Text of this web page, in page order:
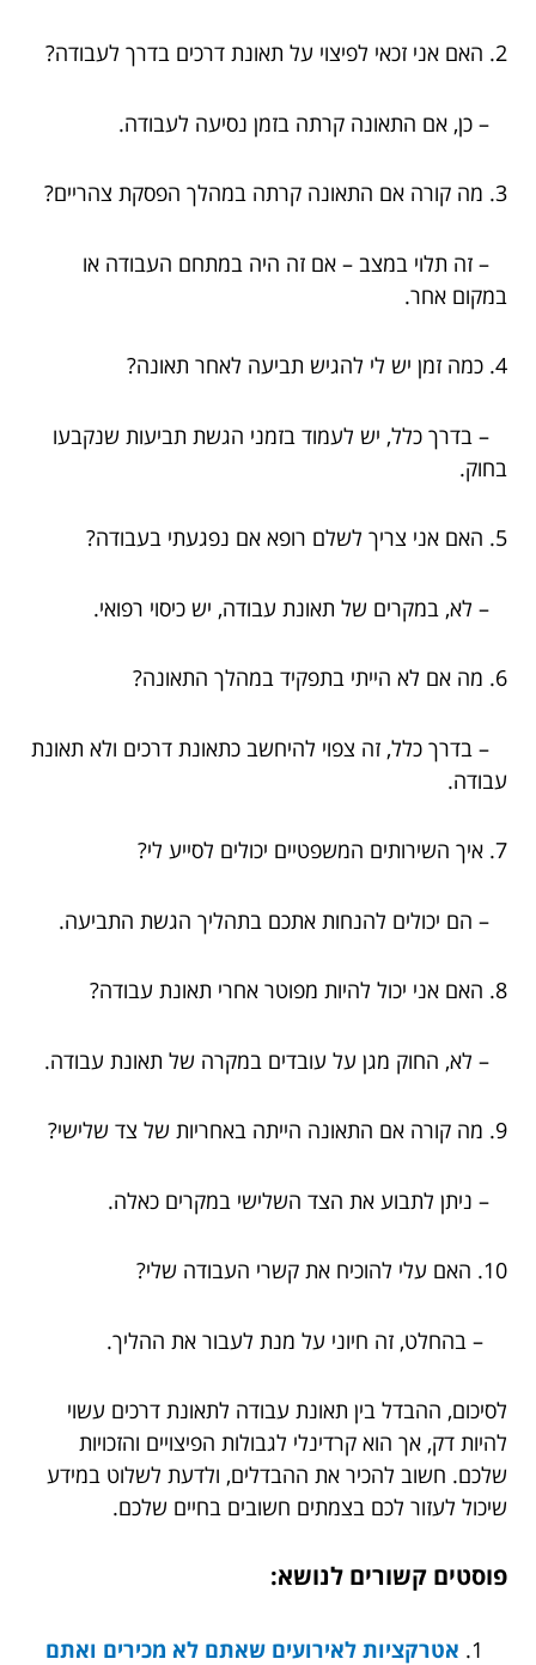
2. האם אני זכאי לפיצוי על תאונת דרכים בדרך לעבודה?
– כן, אם התאונה קרתה בזמן נסיעה לעבודה.
3. מה קורה אם התאונה קרתה במהלך הפסקת צהריים?
– זה תלוי במצב – אם זה היה במתחם העבודה או
במקום אחר.
4. כמה זמן יש לי להגיש תביעה לאחר תאונה?
– בדרך כלל, יש לעמוד בזמני הגשת תביעות שנקבעו
בחוק.
5. האם אני צריך לשלם רופא אם נפגעתי בעבודה?
– לא, במקרים של תאונת עבודה, יש כיסוי רפואי.
6. מה אם לא הייתי בתפקיד במהלך התאונה?
– בדרך כלל, זה צפוי להיחשב כתאונת דרכים ולא תאונת
עבודה.
7. איך השירותים המשפטיים יכולים לסייע לי?
– הם יכולים להנחות אתכם בתהליך הגשת התביעה.
8. האם אני יכול להיות מפוטר אחרי תאונת עבודה?
– לא, החוק מגן על עובדים במקרה של תאונת עבודה.
9. מה קורה אם התאונה הייתה באחריות של צד שלישי?
– ניתן לתבוע את הצד השלישי במקרים כאלה.
10. האם עלי להוכיח את קשרי העבודה שלי?
– בהחלט, זה חיוני על מנת לעבור את ההליך.
לסיכום, ההבדל בין תאונת עבודה לתאונת דרכים עשוי
להיות דק, אך הוא קרדינלי לגבולות הפיצויים והזכויות
שלכם. חשוב להכיר את ההבדלים, ולדעת לשלוט במידע
שיכול לעזור לכם בצמתים חשובים בחיים שלכם.
פוסטים קשורים לנושא:
אטרקציות לאירועים שאתם לא מכירים ואתם